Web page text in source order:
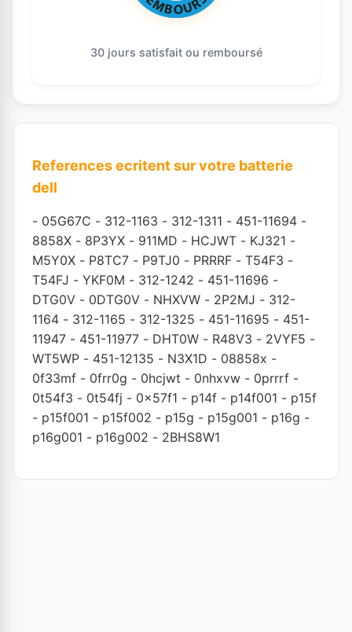
30 jours satisfait ou remboursé
References ecritent sur votre batterie
dell
- 05G67C - 312-1163 - 312-1311 - 451-11694 -
8858X - 8P3YX - 911MD - HCJWT - KJ321 -
M5Y0X - P8TC7 - P9TJ0 - PRRRF - T54F3 -
T54FJ - YKF0M - 312-1242 - 451-11696 -
DTG0V - 0DTG0V - NHXVW - 2P2MJ - 312-
1164 - 312-1165 - 312-1325 - 451-11695 - 451-
11947 - 451-11977 - DHT0W - R48V3 - 2VYF5 -
WT5WP - 451-12135 - N3X1D - 08858x -
0f33mf - 0frr0g - 0hcjwt - 0nhxvw - 0prrrf -
0t54f3 - 0t54fj - 0x57f1 - p14f - p14f001 - p15f
- p15f001 - p15f002 - p15g - p15g001 - p16g -
p16g001 - p16g002 - 2BHS8W1